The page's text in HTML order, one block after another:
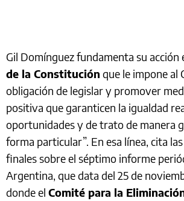
Gil Domínguez fundamenta su acción
de la Constitución que le impone al
obligación de legislar y promover
positiva que garanticen la igualdad
oportunidades y de trato de manera
forma particular”. En esa línea, cita
finales sobre el séptimo informe
Argentina, que data del 25 de
donde el Comité para la